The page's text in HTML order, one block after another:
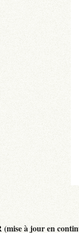
à jour en